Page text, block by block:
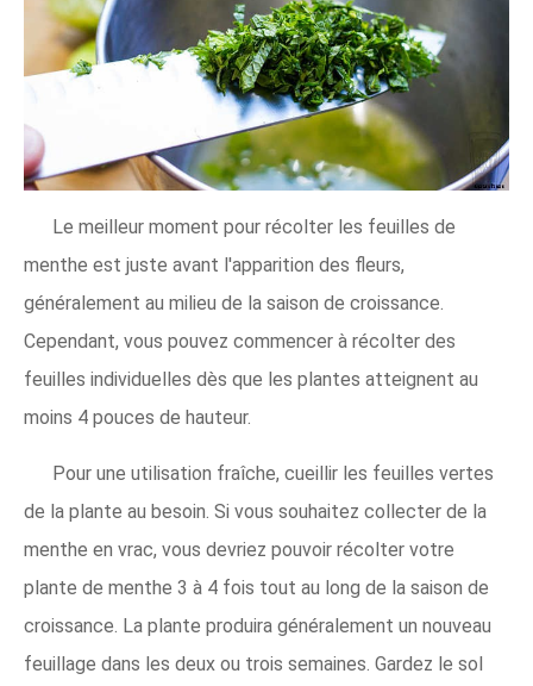
Le meilleur moment pour récolter les feuilles de
menthe est juste avant l'apparition des fleurs,
généralement au milieu de la saison de croissance.
Cependant, vous pouvez commencer à récolter des
feuilles individuelles dès que les plantes atteignent au
moins 4 pouces de hauteur.
Pour une utilisation fraîche, cueillir les feuilles vertes
de la plante au besoin. Si vous souhaitez collecter de la
menthe en vrac, vous devriez pouvoir récolter votre
plante de menthe 3 à 4 fois tout au long de la saison de
croissance. La plante produira généralement un nouveau
feuillage dans les deux ou trois semaines. Gardez le sol